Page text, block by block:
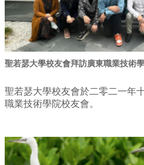
聖若瑟大學校友會拜訪廣東職業技術
聖若瑟大學校友會於二零二一年
職業技術學院校友會。